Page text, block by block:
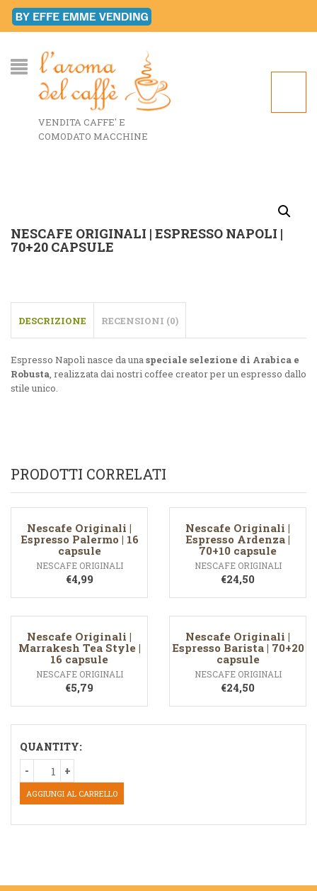
VENDITA CAFFE' E
COMODATO MACCHINE
NESCAFE ORIGINALI | ESPRESSO NAPOLI |
70+20 CAPSULE
DESCRIZIONE RECENSIONI (0)
Espresso Napoli nasce da unaspeciale selezione di Arabica e
Robusta, realizzata dai nostri coffee creator per un espresso dallo
stile unico.
PRODOTTI CORRELATI
Nescafe Originali |
Espresso Palermo | 16
capsule
NESCAFE ORIGINALI
€4,99
Nescafe Originali |
Espresso Ardenza |
70+10 capsule
NESCAFE ORIGINALI
€24,50
Nescafe Originali |
Marrakesh Tea Style |
16 capsule
NESCAFE ORIGINALI
€5,79
Nescafe Originali |
Espresso Barista | 70+20
capsule
NESCAFE ORIGINALI
€24,50
QUANTITY:
AGGIUNGI AL CARRELLO